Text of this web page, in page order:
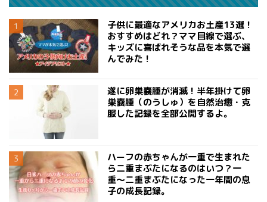
子供に最適なアメリカお土産13選！
おすすめはどれ？ママ目線で選ぶ、
キッズに喜ばれそうな品を本気で選
んでみた！
遂に卵巣嚢腫が消滅！半年掛けて卵
巣嚢腫（のうしゅ）を自然治癒・克
服した記録を全部公開するよ。
ハーフの赤ちゃんが一重で生まれた
ら二重まぶたになるのはいつ？一
重〜二重まぶたになった一年間の息
子の成長記録。